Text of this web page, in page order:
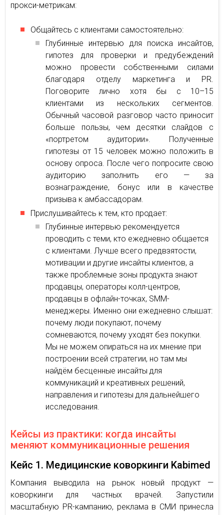
прокси-метрикам:
Общайтесь с клиентами самостоятельно:
Глубинные интервью для поиска инсайтов,
гипотез для проверки и предубеждений
можно провести собственными силами
благодаря отделу маркетинга и PR.
Поговорите лично хотя бы с 10–15
клиентами из нескольких сегментов.
Обычный часовой разговор часто приносит
больше пользы, чем десятки слайдов с
«портретом аудитории». Полученные
гипотезы от 15 человек можно положить в
основу опроса. После чего попросите свою
аудиторию заполнить его — за
вознаграждение, бонус или в качестве
призыва к амбассадорам.
Прислушивайтесь к тем, кто продает:
Глубинные интервью рекомендуется
проводить с теми, кто ежедневно общается
с клиентами. Лучше всего предвзятости,
мотивации и другие инсайты клиентов, а
также проблемные зоны продукта знают
продавцы, операторы колл-центров,
продавцы в офлайн-точках, SMM-
менеджеры. Именно они ежедневно слышат:
почему люди покупают, почему
сомневаются, почему уходят без покупки.
Мы не можем опираться на их мнение при
построении всей стратегии, но там мы
найдём бесценные инсайты для
коммуникаций и креативных решений,
направления и гипотезы для дальнейшего
исследования.
Кейсы из практики: когда инсайты
меняют коммуникационные решения
Кейс 1. Медицинские коворкинги Kabimed
Компания выводила на рынок новый продукт —
коворкинги для частных врачей. Запустили
масштабную PR-кампанию, реклама в СМИ принесла